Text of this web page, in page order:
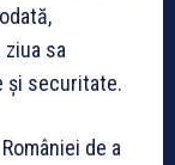
sa
și securitate.
de a